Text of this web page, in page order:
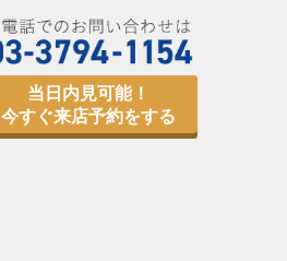
当日内見可能！
今すぐ来店予約をする